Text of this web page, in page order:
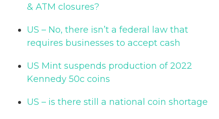
& ATM closures?
US – No, there isn’t a federal law that
requires businesses to accept cash
US Mint suspends production of 2022
Kennedy 50c coins
US – is there still a national coin shortage